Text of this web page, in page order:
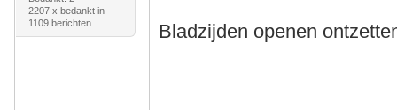
2207 x bedankt in
1109 berichten
Bladzijden openen